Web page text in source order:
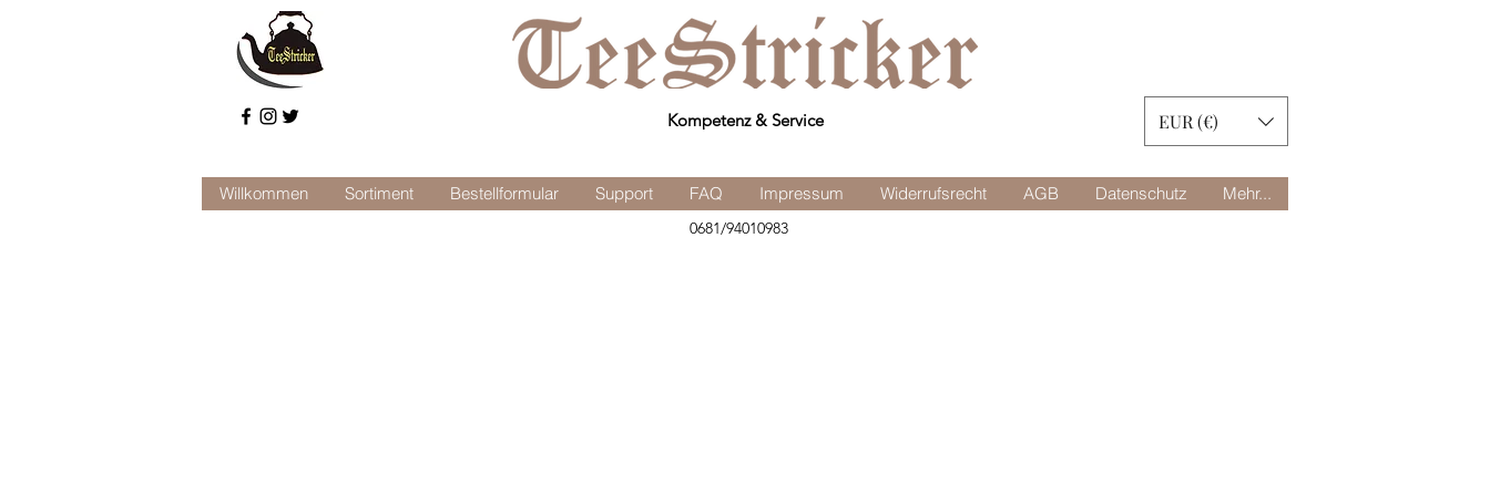
Kompetenz & Service EUR (€)
Willkommen Sortiment Bestellformular Support FAQ Impressum Widerrufsrecht AGB Datenschutz Mehr...
0681/94010983